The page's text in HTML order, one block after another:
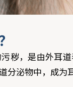
秽，是由外耳
泌物中，成为